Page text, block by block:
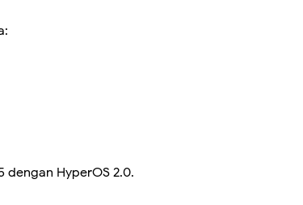
dengan HyperOS 2.0.